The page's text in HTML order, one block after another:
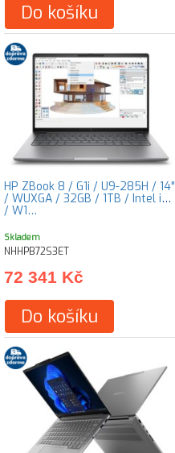
Do košíku
HP ZBook 8 / G1i / U9-285H / 14"
/ WUXGA / 32GB / 1TB / Intel int
/ W1…
Skladem
NHHPB72S3ET
72 341 Kč
Do košíku